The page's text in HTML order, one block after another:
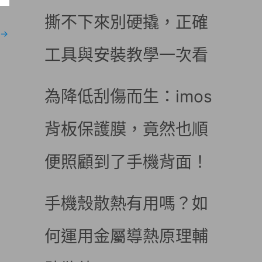
→
撕不下來別硬撬，正確
工具與安裝教學一次看
為降低刮傷而生：imos
背板保護膜，竟然也順
便照顧到了手機背面！
手機殼散熱有用嗎？如
何運用金屬導熱原理輔